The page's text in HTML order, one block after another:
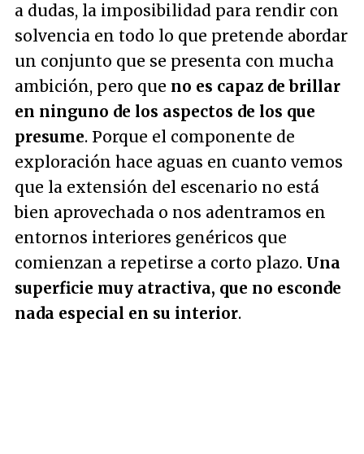
a dudas, la imposibilidad para rendir con
solvencia en todo lo que pretende abordar
un conjunto que se presenta con mucha
ambición, pero que no es capaz de brillar
en ninguno de los aspectos de los que
presume. Porque el componente de
exploración hace aguas en cuanto vemos
que la extensión del escenario no está
bien aprovechada o nos adentramos en
entornos interiores genéricos que
comienzan a repetirse a corto plazo. Una
superficie muy atractiva, que no esconde
nada especial en su interior.